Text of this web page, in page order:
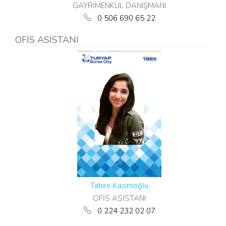
GAYRİMENKUL DANIŞMANI
0 506 690 65 22
OFİS ASİSTANI
Tahire Kazımoğlu
OFİS ASİSTANI
0 224 232 02 07